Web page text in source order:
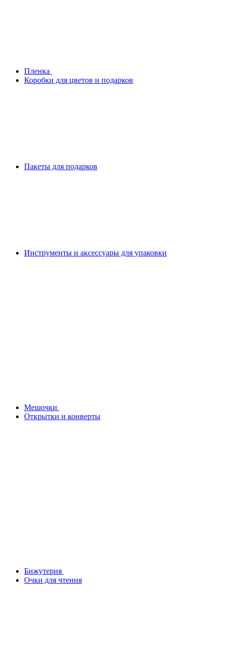
Плeнка
Коробки для цветов и подарков
Пакеты для подарков
Инструменты и аксессуары для упаковки
Мешочки
Открытки и конверты
Бижутерия
Очки для чтения